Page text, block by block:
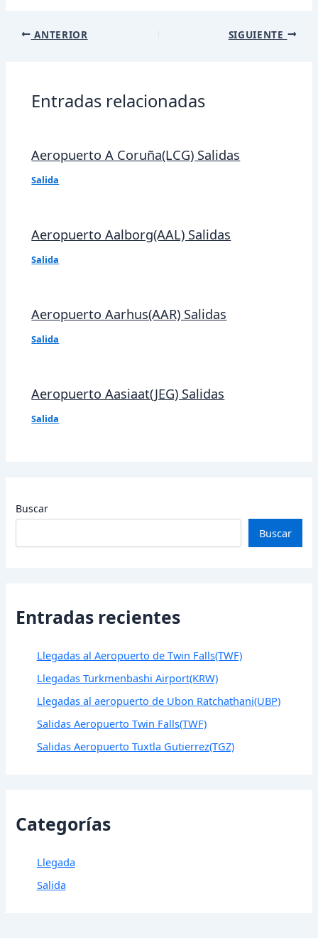
Navegación
ANTERIOR SIGUIENTE
Entradas relacionadas
Aeropuerto A Coruña(LCG) Salidas
Salida
Aeropuerto Aalborg(AAL) Salidas
Salida
Aeropuerto Aarhus(AAR) Salidas
Salida
Aeropuerto Aasiaat(JEG) Salidas
Salida
Buscar
Buscar
Entradas recientes
Llegadas al Aeropuerto de Twin Falls(TWF)
Llegadas Turkmenbashi Airport(KRW)
Llegadas al aeropuerto de Ubon Ratchathani(UBP)
Salidas Aeropuerto Twin Falls(TWF)
Salidas Aeropuerto Tuxtla Gutierrez(TGZ)
Categorías
Llegada
Salida